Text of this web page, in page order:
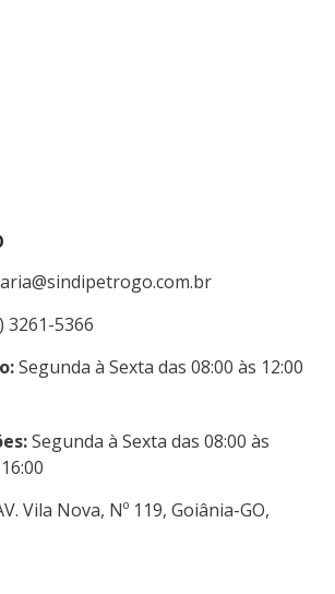
3261-5366
Segunda à Sexta das 08:00 às 12:00
Segunda à Sexta das 08:00 às
Vila Nova, Nº 119, Goiânia-GO,